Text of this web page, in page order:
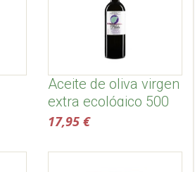
Aceite de oliva virgen
extra ecológico 500
ml, temprano -
17,95 €